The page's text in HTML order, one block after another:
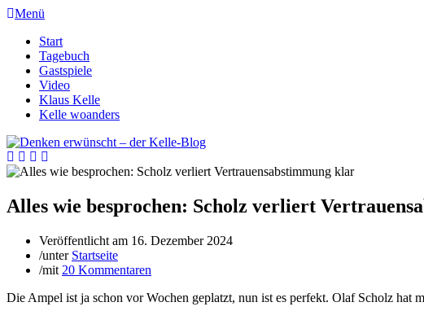
Menü
Start
Tagebuch
Gastspiele
Video
Klaus Kelle
Kelle woanders
Alles wie besprochen: Scholz verliert
Veröffentlicht am 16. Dezember 2024
/unter Startseite
/mit 20 Kommentaren
Die Ampel ist ja schon vor Wochen geplatzt, nun ist es perfekt. Olaf Scholz hat